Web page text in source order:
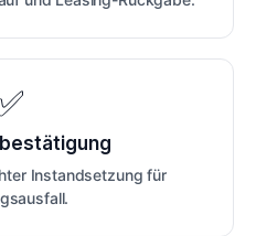
Instandsetzung für